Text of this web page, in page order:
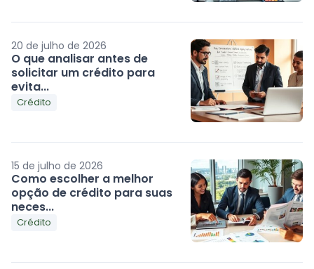
20 de julho de 2026
O que analisar antes de
solicitar um crédito para
evita...
Crédito
15 de julho de 2026
Como escolher a melhor
opção de crédito para suas
neces...
Crédito